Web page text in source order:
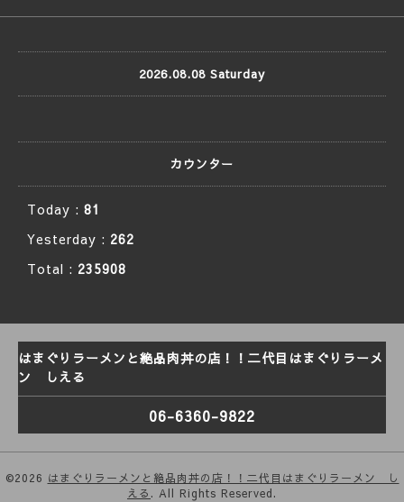
2026.08.08 Saturday
カウンター
Today : 81
Yesterday : 262
Total : 235908
はまぐりラーメンと絶品肉丼の店！！二代目はまぐりラーメ
ン しえる
06-6360-9822
©2026 はまぐりラーメンと絶品肉丼の店！！二代目はまぐりラーメン し
える . All Rights Reserved.